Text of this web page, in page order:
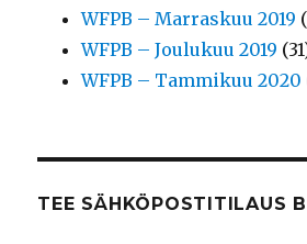
WFPB – Marraskuu 2019
WFPB – Joulukuu 2019
WFPB – Tammikuu 2020
TEE SÄHKÖPOSTITILAUS